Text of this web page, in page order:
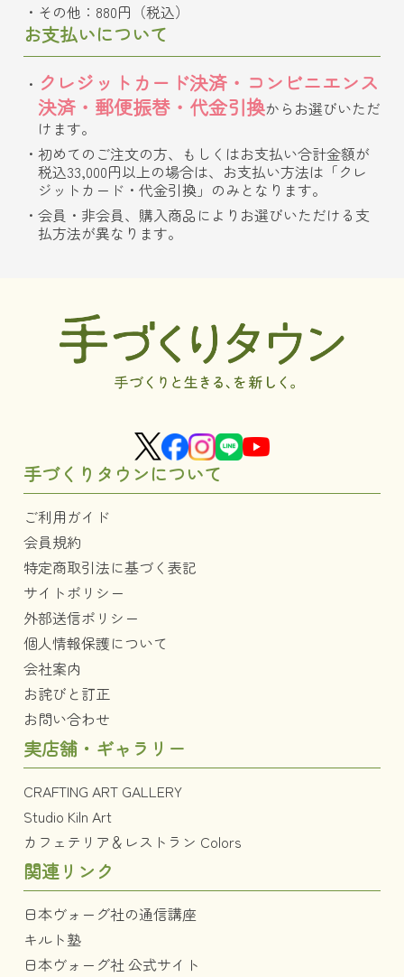
その他：880円（税込）
お支払いについて
クレジットカード決済・コンビニエンス
決済・郵便振替・代金引換からお選びいただ
けます。
初めてのご注文の方、もしくはお支払い合計金額が
税込33,000円以上の場合は、お支払い方法は「クレ
ジットカード・代金引換」のみとなります。
会員・非会員、購入商品によりお選びいただける支
払方法が異なります。
手づくりタウンについて
ご利用ガイド
会員規約
特定商取引法に基づく表記
サイトポリシー
外部送信ポリシー
個人情報保護について
会社案内
お詫びと訂正
お問い合わせ
実店舗・ギャラリー
CRAFTING ART GALLERY
Studio Kiln Art
カフェテリア＆レストラン Colors
関連リンク
日本ヴォーグ社の通信講座
キルト塾
日本ヴォーグ社 公式サイト